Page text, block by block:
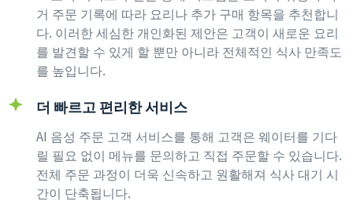
거 주문 기록에 따라 요리나 추가 구매 항목을 추천합니
다. 이러한 세심한 개인화된 제안은 고객이 새로운 요리
를 발견할 수 있게 할 뿐만 아니라 전체적인 식사 만족도
를 높입니다.
더 빠르고 편리한 서비스
AI 음성 주문 고객 서비스를 통해 고객은 웨이터를 기다
릴 필요 없이 메뉴를 문의하고 직접 주문할 수 있습니다.
전체 주문 과정이 더욱 신속하고 원활해져 식사 대기 시
간이 단축됩니다.